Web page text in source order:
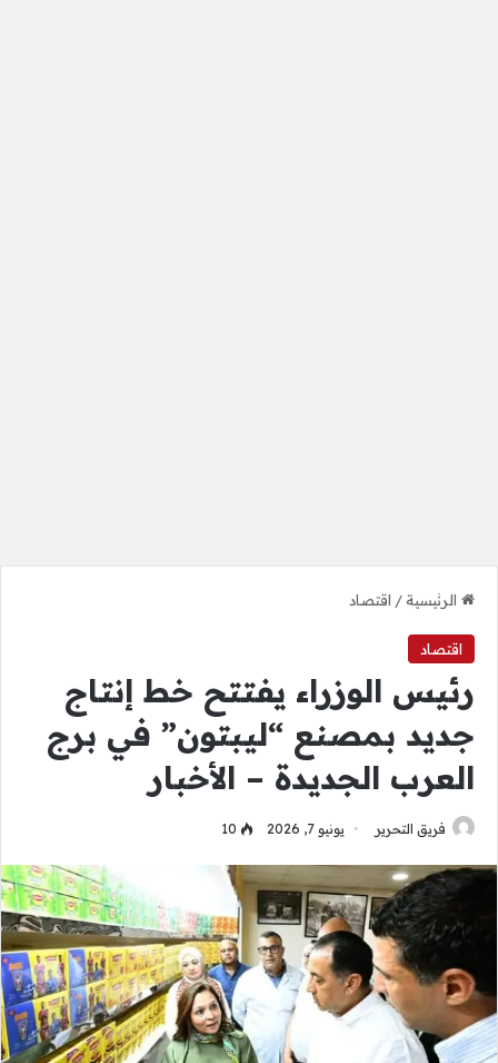
الرئيسية/ اقتصاد
اقتصاد
رئيس الوزراء يفتتح خط إنتاج
جديد بمصنع “ليبتون” في برج
العرب الجديدة – الأخبار
فريق التحرير يونيو 7, 2026 10